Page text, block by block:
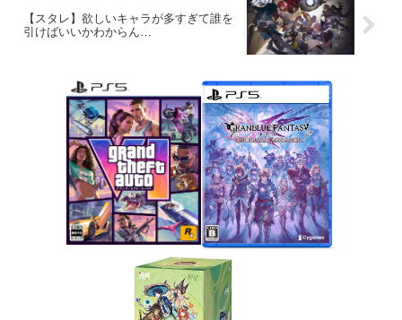
【スタレ】欲しいキャラが多すぎて誰を
引けばいいかわからん…